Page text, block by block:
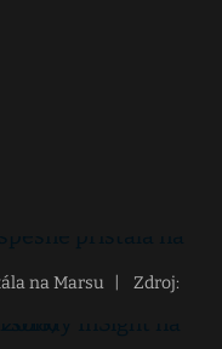
na Marsu
Zdroj: